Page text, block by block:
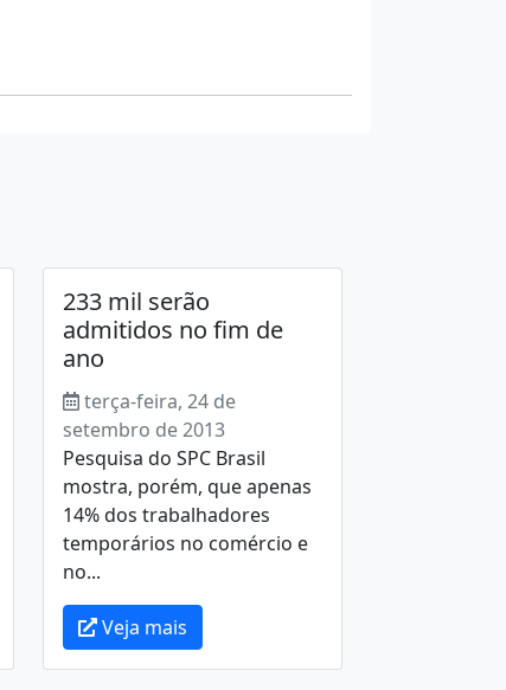
233 mil serão
admitidos no fim de
ano
terça-feira, 24 de
setembro de 2013
Pesquisa do SPC Brasil
mostra, porém, que apenas
14% dos trabalhadores
temporários no comércio e
no...
Veja mais